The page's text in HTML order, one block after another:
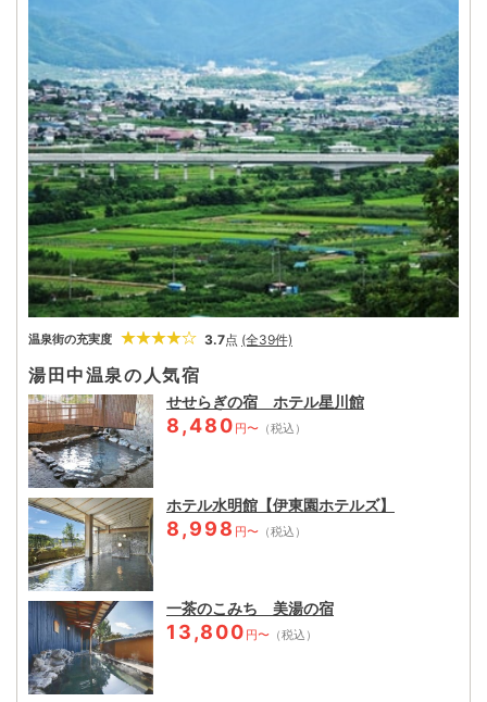
付いたとか。 かつて共同浴場番付で「東の湯田中、西の道後」と並
び称された「大湯」の前には一茶の句碑。「雪ちるや わき捨てて
ある 湯のけぶり」。
温泉街の充実度 3.7点 (全39件)
湯田中温泉の人気宿
せせらぎの宿 ホテル星川館
8,480 円〜 （税込）
ホテル水明館【伊東園ホテルズ】
8,998 円〜 （税込）
一茶のこみち 美湯の宿
13,800 円〜 （税込）